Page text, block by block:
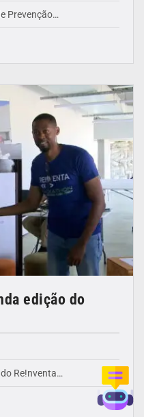
Prevenção…
edição do
Re!nventa…